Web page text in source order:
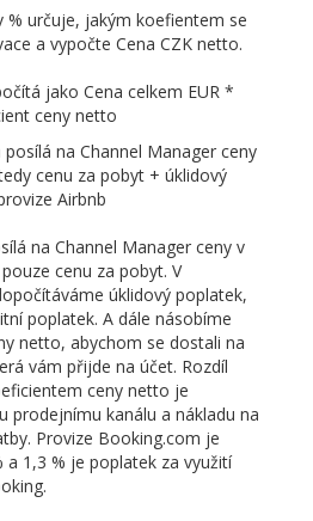
% určuje, jakým koefientem se
a vypočte Cena CZK netto.
jako Cena celkem EUR *
ceny netto
posílá na Channel Manager ceny
cenu za pobyt + úklidový
Airbnb
na Channel Manager ceny v
cenu za pobyt. V
úklidový poplatek,
poplatek. A dále násobíme
netto, abychom se dostali na
vám přijde na účet. Rozdíl
ceny netto je
prodejnímu kanálu a nákladu na
Provize Booking.com je
a 1,3 % je poplatek za využití